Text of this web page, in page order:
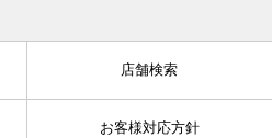
店舗検索
お客様対応方針